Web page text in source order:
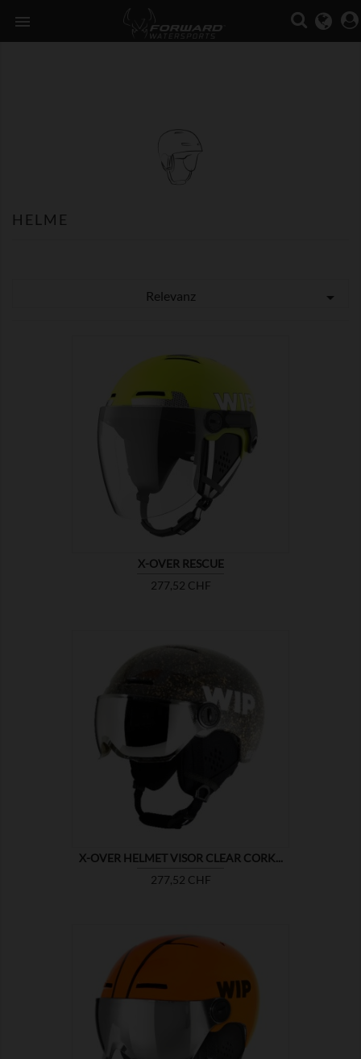

HELME
Relevanz 
X-OVER RESCUE
Preis
277,52 CHF
X-OVER HELMET VISOR CLEAR CORK...
Preis
277,52 CHF
ZEIGEN 
ZEIGEN